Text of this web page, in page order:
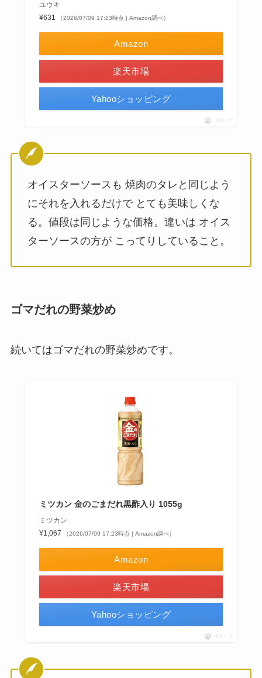
ユウキ
¥631
（2026/07/09 17:23時点 | Amazon調べ）
Amazon
楽天市場
Yahooショッピング
ポチップ
オイスターソースも 焼肉のタレと同じよう
にそれを入れるだけで とても美味しくな
る。値段は同じような価格。違いは オイス
ターソースの方が こってりしていること。
ゴマだれの野菜炒め
続いてはゴマだれの野菜炒めです。
ミツカン 金のごまだれ黒酢入り 1055g
ミツカン
¥1,067
（2026/07/09 17:23時点 | Amazon調べ）
Amazon
楽天市場
Yahooショッピング
ポチップ